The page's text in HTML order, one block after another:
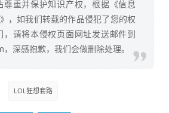
尊重并保护知识产权，根据《信息
，如我们转载的作品侵犯了您的权
，请将本侵权页面网址发送邮件到
深感抱歉，我们会做删除处理。
LOL狂想套路